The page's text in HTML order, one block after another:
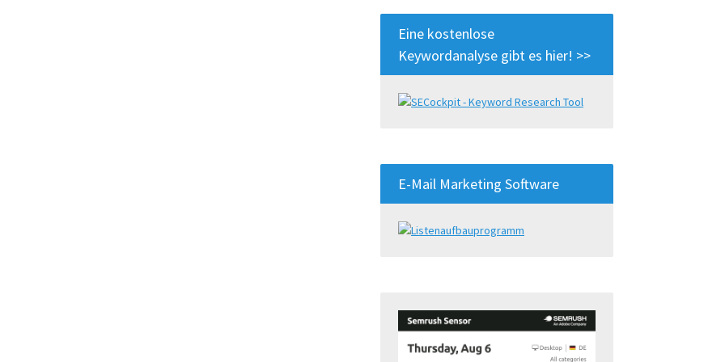
Eine kostenlose
Keywordanalyse gibt es hier! >>
E-Mail Marketing Software